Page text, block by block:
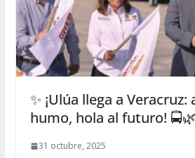
✨ ¡Ulúa llega a Veracruz:
humo, hola al futuro! 🚍🌿
31 octubre, 2025